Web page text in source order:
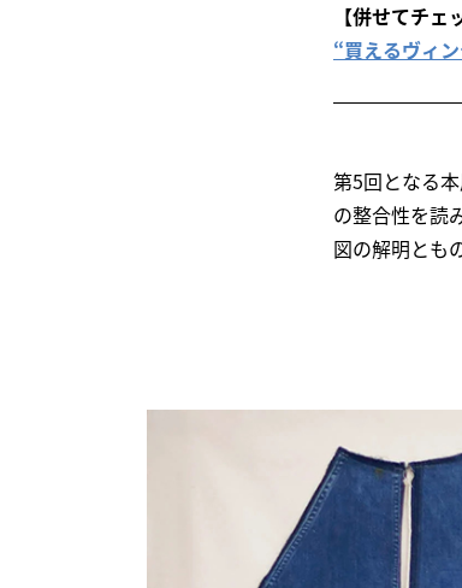
【併せてチェ
“買えるヴィ
第5回となる
の整合性を読
図の解明とも